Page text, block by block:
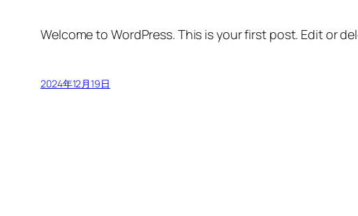
Welcome to WordPress. This is your first post. Edit or
2024年12月19日